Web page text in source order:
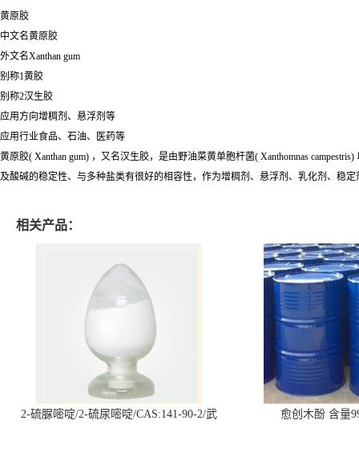
黄原胶
中文名黄原胶
外文名Xanthan gum
别称1黄胶
别称2汉生胶
应用方向增稠剂、悬浮剂等
应用行业食品、石油、医药等
黄原胶( Xanthan gum) ，又名汉生胶，是由野油菜黄单胞杆菌( Xanthomnas
及酸碱的稳定性、与多种盐类有很好的相容性，作为增稠剂、悬浮剂、乳化剂、稳
相关产品：
2-硫脲嘧啶/2-硫尿嘧啶/CAS:141-90-2/武
愈创木酚 含量